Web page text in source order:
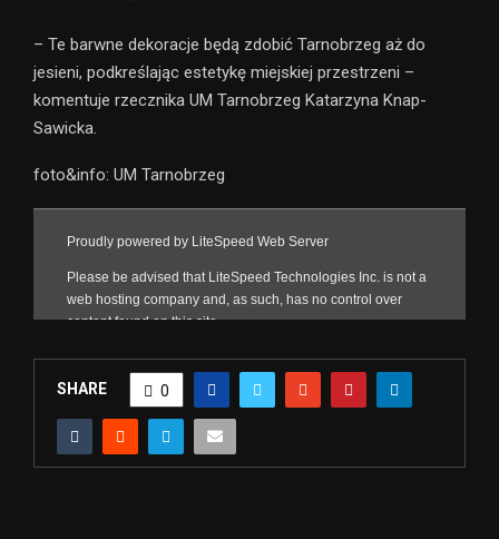
– Te barwne dekoracje będą zdobić Tarnobrzeg aż do
jesieni, podkreślając estetykę miejskiej przestrzeni –
komentuje rzecznika UM Tarnobrzeg Katarzyna Knap-
Sawicka.
foto&info: UM Tarnobrzeg
SHARE 0